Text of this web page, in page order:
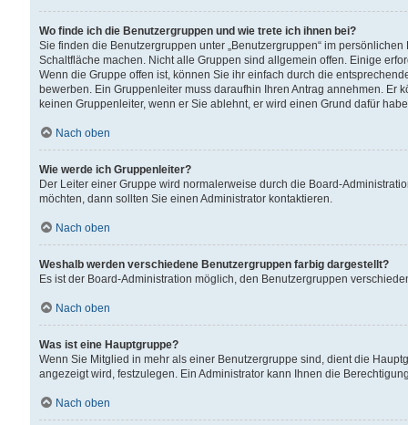
Wo finde ich die Benutzergruppen und wie trete ich ihnen bei?
Sie finden die Benutzergruppen unter „Benutzergruppen“ im
Schaltfläche machen. Nicht alle Gruppen sind allgemein offen. Einige
Wenn die Gruppe offen ist, können Sie ihr einfach durch die
bewerben. Ein Gruppenleiter muss daraufhin Ihren Antrag annehmen.
keinen Gruppenleiter, wenn er Sie ablehnt, er wird einen Grund dafür
Nach oben
Wie werde ich Gruppenleiter?
Der Leiter einer Gruppe wird normalerweise durch die Board-
möchten, dann sollten Sie einen Administrator kontaktieren.
Nach oben
Weshalb werden verschiedene Benutzergruppen farbig dargestellt?
Es ist der Board-Administration möglich, den Benutzergruppen
Nach oben
Was ist eine Hauptgruppe?
Wenn Sie Mitglied in mehr als einer Benutzergruppe sind, dient die
angezeigt wird, festzulegen. Ein Administrator kann Ihnen die
Nach oben